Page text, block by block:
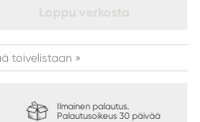
Loppu verkosta
toivelistaan »
Ilmainen palautus.
Palautusoikeus 30 päivää